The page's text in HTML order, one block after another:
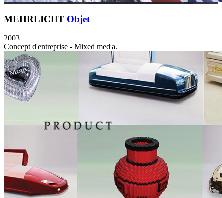
MEHRLICHT Objet
2003
Concept d'entreprise - Mixed media.